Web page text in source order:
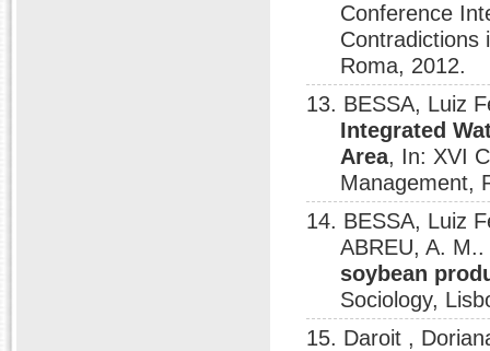
Conference
Contradictions
Roma, 2012.
13. BESSA, Luiz
Integrated
Area, In: XVI
Management,
14. BESSA, Luiz
ABREU, A.
soybean
Sociology,
15. Daroit ,